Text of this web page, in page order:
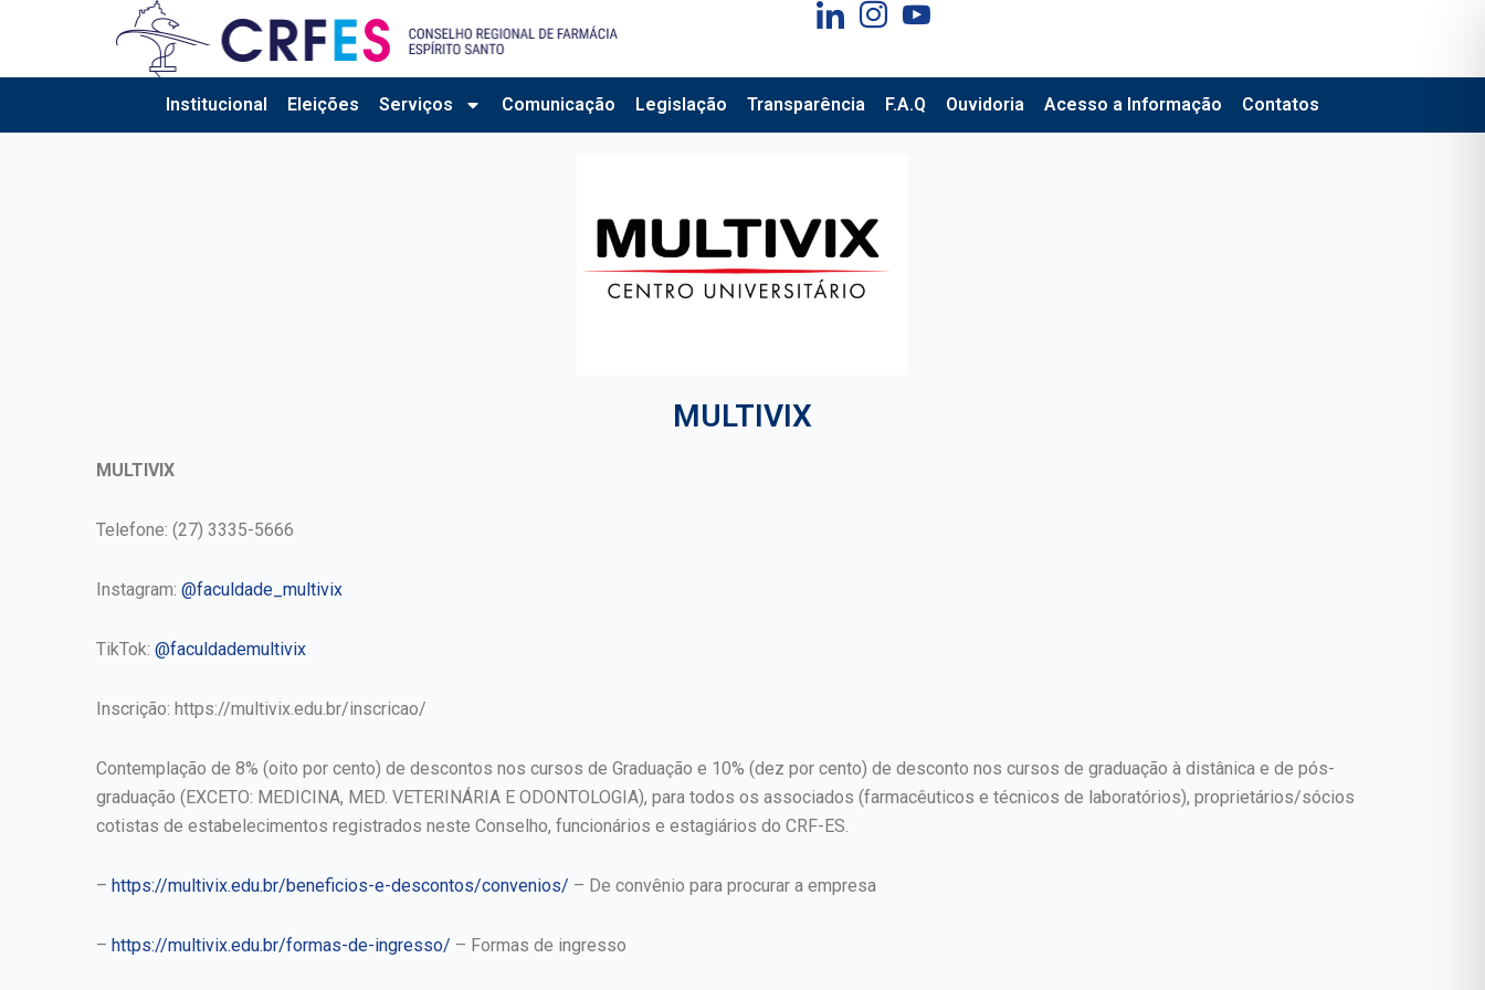
Institucional Eleições Serviços Comunicação Legislação Transparência F.A.Q Ouvidoria Acesso a Informação Contatos
MULTIVIX
MULTIVIX
Telefone: (27) 3335-5666
Instagram: @faculdade_multivix
TikTok: @faculdademultivix
Inscrição: https://multivix.edu.br/inscricao/
Contemplação de 8% (oito por cento) de descontos nos cursos de Graduação e 10% (dez por cento) de desconto nos cursos de graduação à distânica e de pós-
graduação (EXCETO: MEDICINA, MED. VETERINÁRIA E ODONTOLOGIA), para todos os associados (farmacêuticos e técnicos de laboratórios), proprietários/sócios
cotistas de estabelecimentos registrados neste Conselho, funcionários e estagiários do CRF-ES.
– https://multivix.edu.br/beneficios-e-descontos/convenios/ – De convênio para procurar a empresa
– https://multivix.edu.br/formas-de-ingresso/ – Formas de ingresso